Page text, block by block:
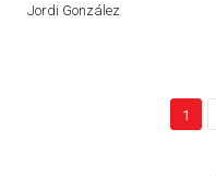
Jordi González
1